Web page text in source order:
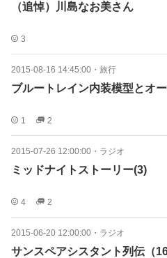
（追悼）川島なお美さん
3
2015-08-16 14:45:00 ・ 旅行
ブルートレイン内装模型とオ
1 2
2015-07-26 12:00:00 ・ ラジオ
ミッドナイトストーリー(3)
4 2
2015-06-20 12:00:00 ・ ラジオ
サンスペアシスタント列伝（